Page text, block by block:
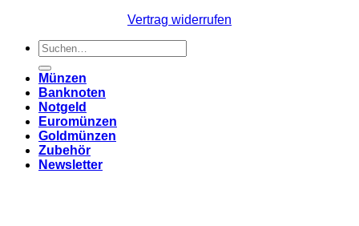
Vertrag widerrufen
Suchen
nach:
Münzen
Banknoten
Notgeld
Euromünzen
Goldmünzen
Zubehör
Newsletter